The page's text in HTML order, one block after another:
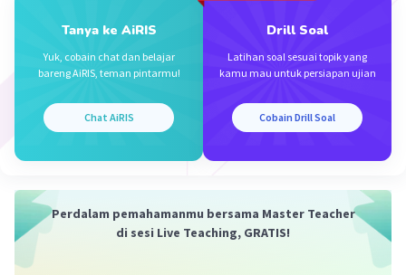
Tanya ke AiRIS
Yuk, cobain chat dan belajar
bareng AiRIS, teman pintarmu!
Chat AiRIS
Drill Soal
Latihan soal sesuai topik yang
kamu mau untuk persiapan ujian
Cobain Drill Soal
Perdalam pemahamanmu bersama Master Teacher
di sesi Live Teaching, GRATIS!